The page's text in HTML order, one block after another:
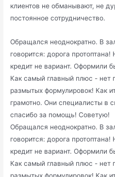
клиентов не обманывают, не
постоянное сотрудничество.
Обращался неоднократно. В
говорится: дорога
кредит не вариант. Оформили
Как самый главный плюс - нет
размытых формулировок! Как
грамотно. Они специалисты в
спасибо за помощь! Советую!
Обращался неоднократно. В
говорится: дорога
кредит не вариант. Оформили
Как самый главный плюс - нет
размытых формулировок! Как